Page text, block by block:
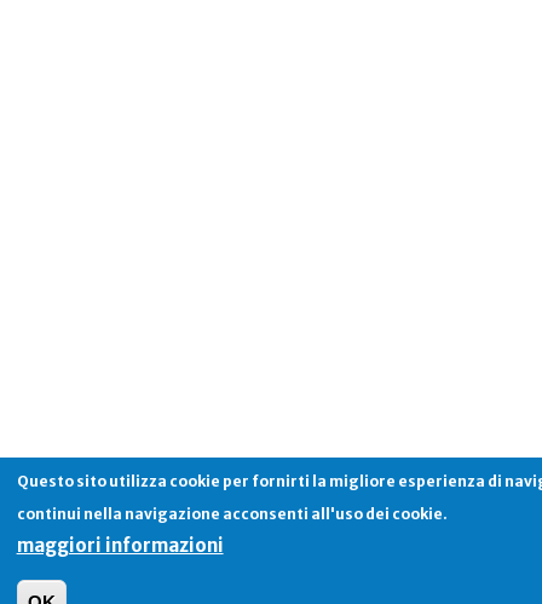
Questo sito utilizza cookie per fornirti la migliore esperienza di
continui nella navigazione acconsenti all'uso dei cookie.
maggiori informazioni